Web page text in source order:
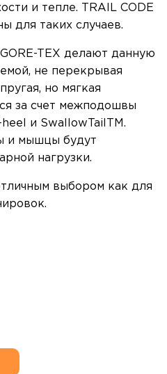
и тепле. TRAIL CODE
для таких случаев.
TEX делают данную
не перекрывая
но мягкая
за счет межподошвы
и SwallowTailTM.
и мышцы будут
нагрузки.
выбором как для